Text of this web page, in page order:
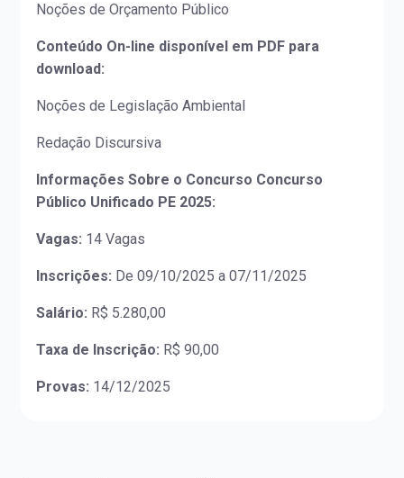
Noções de Orçamento Público
Conteúdo On-line disponível em PDF para
download:
Noções de Legislação Ambiental
Redação Discursiva
Informações Sobre o Concurso Concurso
Público Unificado PE 2025:
Vagas: 14 Vagas
Inscrições: De 09/10/2025 a 07/11/2025
Salário: R$ 5.280,00
Taxa de Inscrição: R$ 90,00
Provas: 14/12/2025